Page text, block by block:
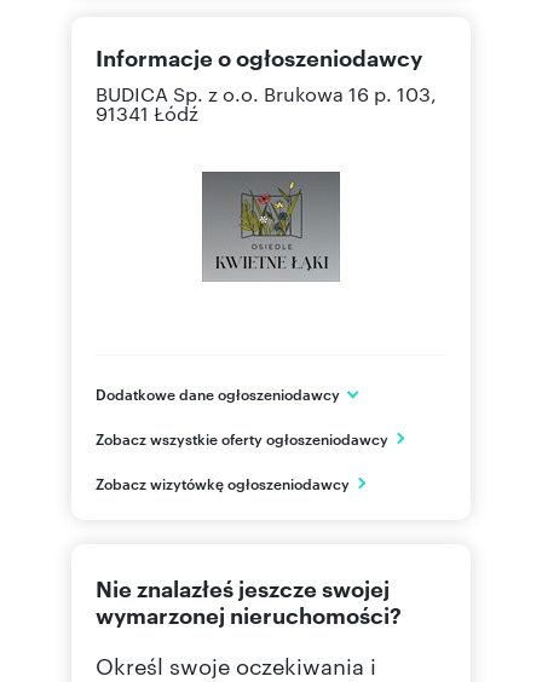
Informacje o ogłoszeniodawcy
BUDICA Sp. z o.o. Brukowa 16 p. 103,
91341 Łódź
Dodatkowe dane ogłoszeniodawcy
ul. Brukowa 16 p. 103
łódzkie
Zobacz wszystkie oferty ogłoszeniodawcy
Zobacz wizytówkę ogłoszeniodawcy
Nie znalazłeś jeszcze swojej
wymarzonej nieruchomości?
Określ swoje oczekiwania i